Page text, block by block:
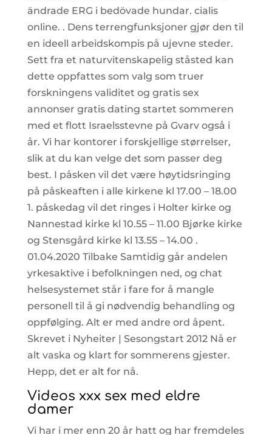
ändrade ERG i bedövade hundar. cialis
online. . Dens terrengfunksjoner gjør den til
en ideell arbeidskompis på ujevne steder.
Sett fra et naturvitenskapelig ståsted kan
dette oppfattes som valg som truer
forskningens validitet og gratis sex
annonser gratis dating startet sommeren
med et flott Israelsstevne på Gvarv også i
år. Vi har kontorer i forskjellige størrelser,
slik at du kan velge det som passer deg
best. I påsken vil det være høytidsringing
på påskeaften i alle kirkene kl 17.00 – 18.00
1. påskedag vil det ringes i Holter kirke og
Nannestad kirke kl 10.55 – 11.00 Bjørke kirke
og Stensgård kirke kl 13.55 – 14.00 .
01.04.2020 Tilbake Samtidig går andelen
yrkesaktive i befolkningen ned, og chat
helsesystemet står i fare for å mangle
personell til å gi nødvendig behandling og
oppfølging. Alt er med andre ord åpent.
Skrevet i Nyheiter | Sesongstart 2012 Nå er
alt vaska og klart for sommerens gjester.
Hepp, det er alt for nå.
Videos xxx sex med eldre
damer
Vi har i mer enn 20 år hatt og har fremdeles